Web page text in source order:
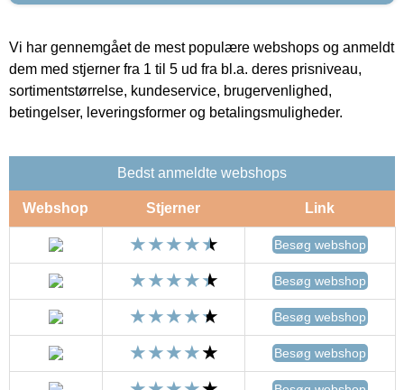
Vi har gennemgået de mest populære webshops og anmeldt
dem med stjerner fra 1 til 5 ud fra bl.a. deres prisniveau,
sortimentstørrelse, kundeservice, brugervenlighed,
betingelser, leveringsformer og betalingsmuligheder.
Bedst anmeldte webshops
Webshop Stjerner Link
Besøg webshop
Besøg webshop
Besøg webshop
Besøg webshop